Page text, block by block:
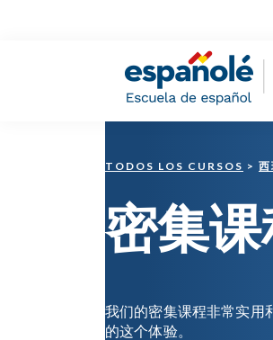
Españolé
TODOS LOS CURSOS >
密集
我们的密集课程非常实用
的这个体验。